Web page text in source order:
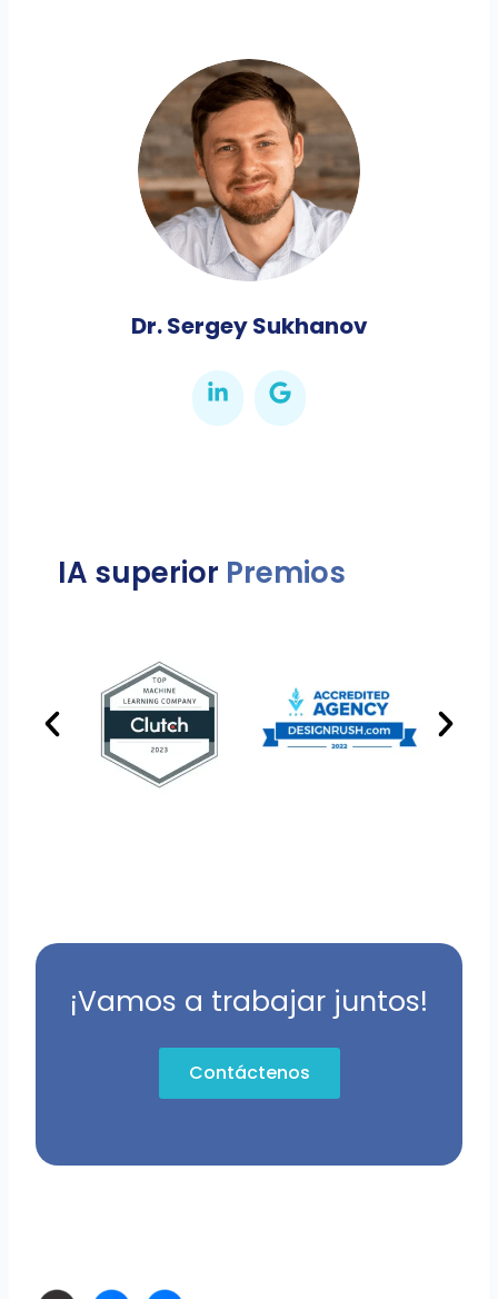
Dr. Sergey Sukhanov
IA superior Premios
¡Vamos a trabajar juntos!
Contáctenos